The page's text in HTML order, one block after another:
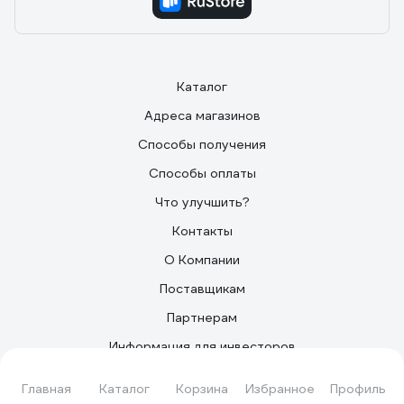
Главная Каталог Корзина Избранное Профиль
Каталог
Адреса магазинов
Способы получения
Способы оплаты
Что улучшить?
Контакты
О Компании
Поставщикам
Партнерам
Информация для инвесторов